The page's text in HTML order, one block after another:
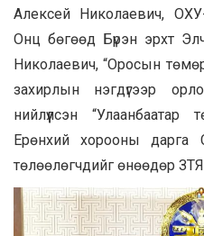
Алексей Николаевич,
Онц бөгөөд Бүрэн эрхт
Николаевич, “Оросын
захирлын нэгдүгээр
нийлүүлсэн
Ерөнхий хорооны дарга
төлөөлөгчдийг өнөөдөр